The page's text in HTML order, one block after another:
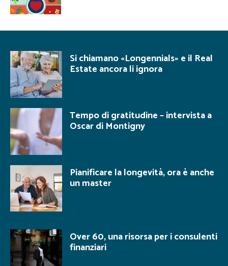
Si chiamano «Longennials» e il Real
Estate ancora li ignora
Tempo di gratitudine – intervista a
Oscar di Montigny
Pianificare la longevità, ora è anche
un master
Over 60, una risorsa per i consulenti
finanziari